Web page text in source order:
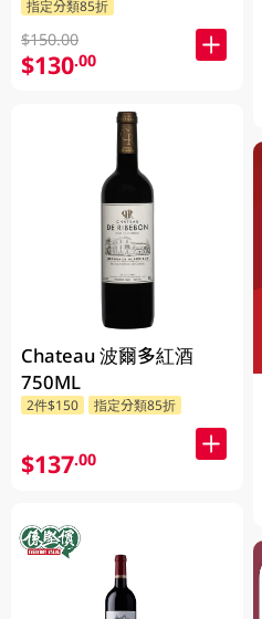
指定分類85折
$150.00
$130.00
Chateau 波爾多紅酒
750ML
2件$150 指定分類85折
$137.00